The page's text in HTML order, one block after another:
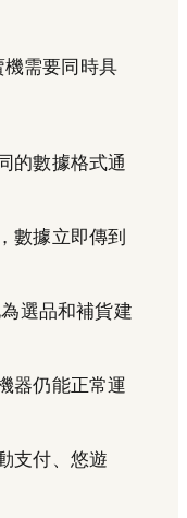
需要同時具
的數據格式通
數據立即傳到
選品和補貨建
器仍能正常運
支付、悠遊